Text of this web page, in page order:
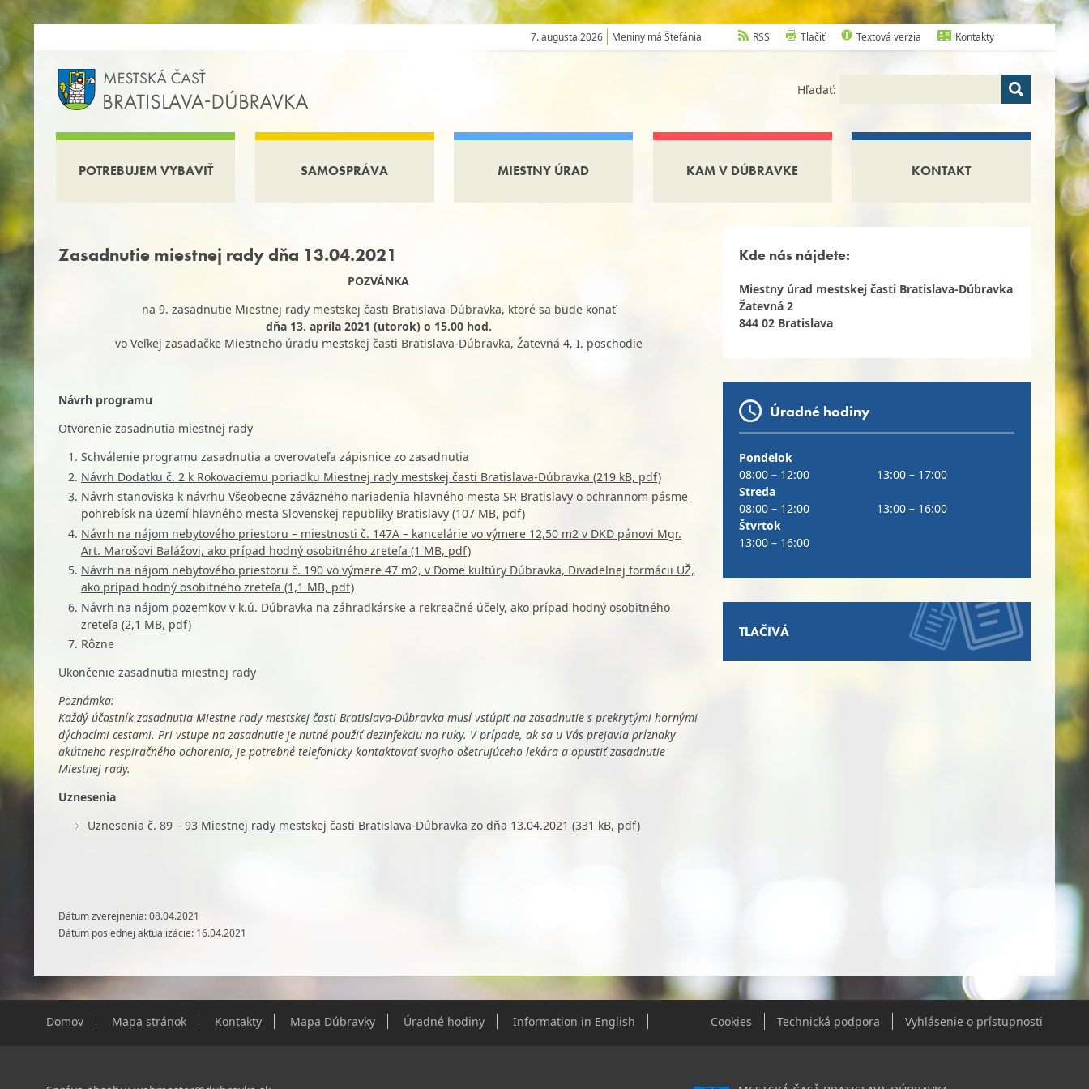
7. augusta 2026 Meniny má Štefánia RSS Tlačiť Textová verzia Kontakty
Hľadať:
POTREBUJEM VYBAVIŤ SAMOSPRÁVA MIESTNY ÚRAD KAM V DÚBRAVKE KONTAKT
Zasadnutie miestnej rady dňa 13.04.2021
POZVÁNKA
na 9. zasadnutie Miestnej rady mestskej časti Bratislava-Dúbravka, ktoré sa bude konať
dňa 13. apríla 2021 (utorok) o 15.00 hod.
vo Veľkej zasadačke Miestneho úradu mestskej časti Bratislava-Dúbravka, Žatevná 4, I. poschodie
Návrh programu
Otvorenie zasadnutia miestnej rady
Schválenie programu zasadnutia a overovateľa zápisnice zo zasadnutia
Návrh Dodatku č. 2 k Rokovaciemu poriadku Miestnej rady mestskej časti Bratislava-Dúbravka (219 kB, pdf)
Návrh stanoviska k návrhu Všeobecne záväzného nariadenia hlavného mesta SR Bratislavy o ochrannom pásme
pohrebísk na území hlavného mesta Slovenskej republiky Bratislavy (107 MB, pdf)
Návrh na nájom nebytového priestoru – miestnosti č. 147A – kancelárie vo výmere 12,50 m2 v DKD pánovi Mgr.
Art. Marošovi Balážovi, ako prípad hodný osobitného zreteľa (1 MB, pdf)
Návrh na nájom nebytového priestoru č. 190 vo výmere 47 m2, v Dome kultúry Dúbravka, Divadelnej formácii UŽ,
ako prípad hodný osobitného zreteľa (1,1 MB, pdf)
Návrh na nájom pozemkov v k.ú. Dúbravka na záhradkárske a rekreačné účely, ako prípad hodný osobitného
zreteľa (2,1 MB, pdf)
Rôzne
Ukončenie zasadnutia miestnej rady
Poznámka:
Každý účastník zasadnutia Miestne rady mestskej časti Bratislava-Dúbravka musí vstúpiť na zasadnutie s prekrytými hornými
dýchacími cestami. Pri vstupe na zasadnutie je nutné použiť dezinfekciu na ruky. V prípade, ak sa u Vás prejavia príznaky
akútneho respiračného ochorenia, je potrebné telefonicky kontaktovať svojho ošetrujúceho lekára a opustiť zasadnutie
Miestnej rady.
Uznesenia
Uznesenia č. 89 – 93 Miestnej rady mestskej časti Bratislava-Dúbravka zo dňa 13.04.2021 (331 kB, pdf)
Dátum zverejnenia: 08.04.2021
Dátum poslednej aktualizácie: 16.04.2021
Kde nás nájdete:
Miestny úrad mestskej časti Bratislava-Dúbravka
Žatevná 2
844 02 Bratislava
Úradné hodiny
Pondelok
08:00 – 12:00
13:00 – 17:00
Streda
08:00 – 12:00
13:00 – 16:00
Štvrtok
13:00 – 16:00
TLAČIVÁ
Domov Mapa stránok Kontakty Mapa Dúbravky Úradné hodiny Vyhlásenie o prístupnosti
Technická podpora
Cookies
Information in English